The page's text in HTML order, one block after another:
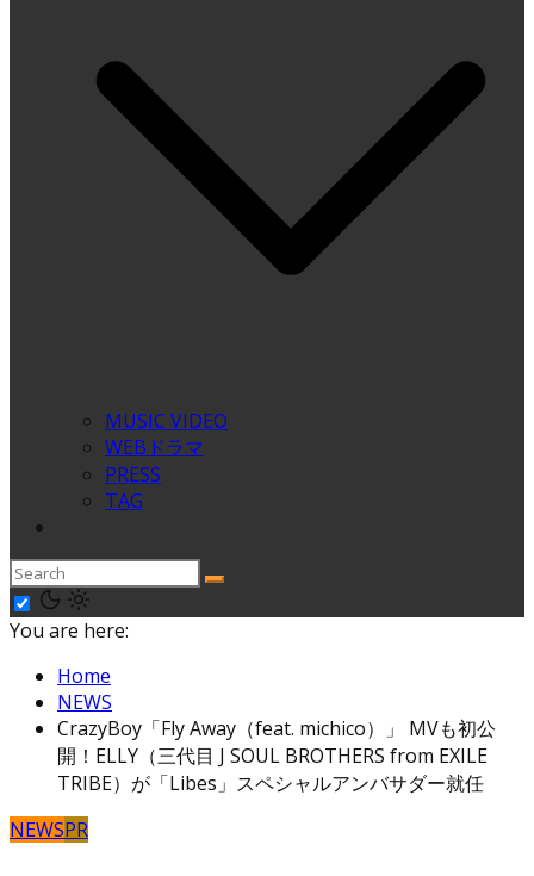
MUSIC VIDEO
WEBドラマ
PRESS
TAG
You are here:
Home
NEWS
CrazyBoy「Fly Away（feat. michico）」 MVも初公
開！ELLY（三代目 J SOUL BROTHERS from EXILE
TRIBE）が「Libes」スペシャルアンバサダー就任
NEWSPR